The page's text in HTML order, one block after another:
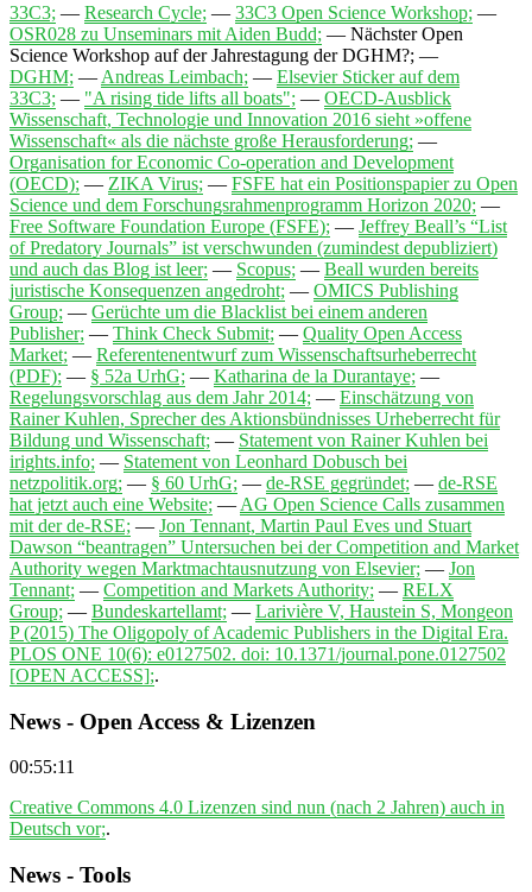
33C3; — Research Cycle; — 33C3 Open Science Workshop; —
OSR028 zu Unseminars mit Aiden Budd; — Nächster Open
Science Workshop auf der Jahrestagung der DGHM?; —
DGHM; — Andreas Leimbach; — Elsevier Sticker auf dem
33C3; — "A rising tide lifts all boats"; — OECD-Ausblick
Wissenschaft, Technologie und Innovation 2016 sieht »offene
Wissenschaft« als die nächste große Herausforderung; —
Organisation for Economic Co-operation and Development
(OECD); — ZIKA Virus; — FSFE hat ein Positionspapier zu Open
Science und dem Forschungsrahmenprogramm Horizon 2020; —
Free Software Foundation Europe (FSFE); — Jeffrey Beall’s “List
of Predatory Journals” ist verschwunden (zumindest depubliziert)
und auch das Blog ist leer; — Scopus; — Beall wurden bereits
juristische Konsequenzen angedroht; — OMICS Publishing
Group; — Gerüchte um die Blacklist bei einem anderen
Publisher; — Think Check Submit; — Quality Open Access
Market; — Referentenentwurf zum Wissenschaftsurheberrecht
(PDF); — § 52a UrhG; — Katharina de la Durantaye; —
Regelungsvorschlag aus dem Jahr 2014; — Einschätzung von
Rainer Kuhlen, Sprecher des Aktionsbündnisses Urheberrecht für
Bildung und Wissenschaft; — Statement von Rainer Kuhlen bei
irights.info; — Statement von Leonhard Dobusch bei
netzpolitik.org; — § 60 UrhG; — de-RSE gegründet; — de-RSE
hat jetzt auch eine Website; — AG Open Science Calls zusammen
mit der de-RSE; — Jon Tennant, Martin Paul Eves und Stuart
Dawson “beantragen” Untersuchen bei der Competition and Market
Authority wegen Marktmachtausnutzung von Elsevier; — Jon
Tennant; — Competition and Markets Authority; — RELX
Group; — Bundeskartellamt; — Larivière V, Haustein S, Mongeon
P (2015) The Oligopoly of Academic Publishers in the Digital Era.
PLOS ONE 10(6): e0127502. doi: 10.1371/journal.pone.0127502
[OPEN ACCESS];.
News - Open Access & Lizenzen
00:55:11
Creative Commons 4.0 Lizenzen sind nun (nach 2 Jahren) auch in
Deutsch vor;.
News - Tools